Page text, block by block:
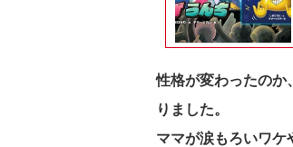
性格が変わったの
りました。
ママが涙もろいワケ